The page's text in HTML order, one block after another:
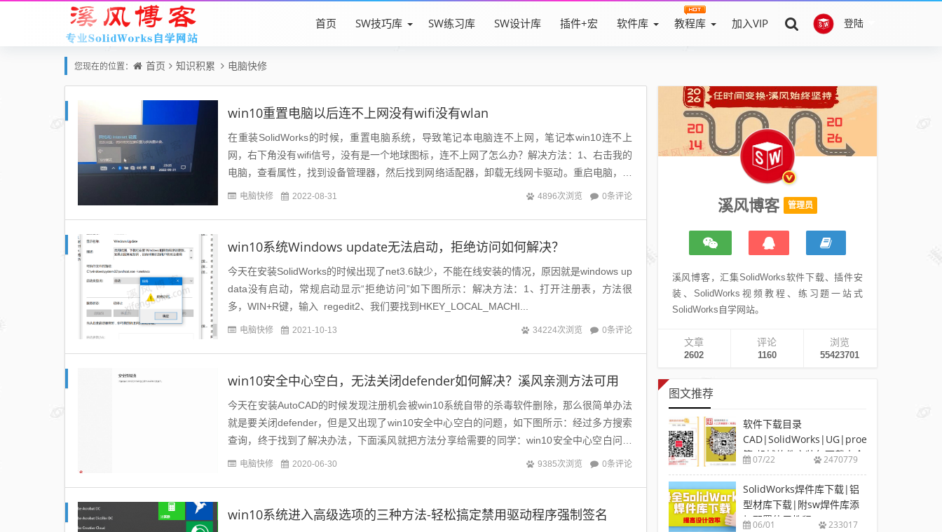
登陆
首页 SW技巧库 SW练习库 SW设计库 插件+宏 软件库 教程库 加入VIP
您现在的位置： 首页 知识积累 电脑快修
win10重置电脑以后连不上网没有wifi没有wlan
在重装SolidWorks的时候，重置电脑系统，导致笔记本电脑连不上网，笔记本win10连不上
网，右下角没有wifi信号，没有是一个地球图标，连不上网了怎么办？解决方法：1、右击我的
电脑，查看属性，找到设备管理器，然后找到网络适配器，卸载无线网卡驱动。重启电脑，就
可以正常连无线wifi了然后我们就可...
电脑快修 2022-08-31 4896次浏览 0条评论
win10系统Windows update无法启动，拒绝访问如何解决？
今天在安装SolidWorks的时候出现了net3.6缺少，不能在线安装的情况，原因就是windows up
data没有启动，常规启动显示“拒绝访问”如下图所示：解决方法：1、打开注册表，方法很
多，WIN+R键，输入 regedit2、我们要找到HKEY_LOCAL_MACHI...
电脑快修 2021-10-13 34224次浏览 0条评论
win10安全中心空白，无法关闭defender如何解决？溪风亲测方法可用
今天在安装AutoCAD的时候发现注册机会被win10系统自带的杀毒软件删除，那么很简单办法
就是要关闭defender，但是又出现了win10安全中心空白的问题，如下图所示：经过多方搜索
查询，终于找到了解决办法，下面溪风就把方法分享给需要的同学：win10安全中心空白问题
解决方法：Windows&n...
电脑快修 2020-06-30 9385次浏览 0条评论
win10系统进入高级选项的三种方法-轻松搞定禁用驱动程序强制签名
溪风博客 管理员
溪风博客，汇集SolidWorks软件下载、插件安
装、SolidWorks视频教程、练习题一站式
SolidWorks自学网站。
文章
2602
评论
1160
浏览
55423701
图文推荐
软件下载目录
CAD|SolidWorks|UG|proe
等-机械软件安装包下载大全
07/22 2470779
SolidWorks焊件库下载|铝
型材库下载|附sw焊件库添
加配置使用教程
06/01 233017